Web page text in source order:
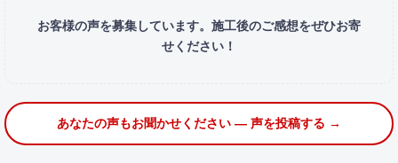
お客様の声を募集しています。施工後のご感想をぜひお寄
せください！
あなたの声もお聞かせください — 声を投稿する →